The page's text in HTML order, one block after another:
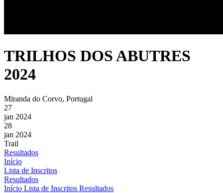
TRILHOS DOS ABUTRES
2024
Miranda do Corvo, Portugal
27
jan 2024
28
jan 2024
Trail
Resultados
Início
Lista de Inscritos
Resultados
Início Lista de Inscritos Resultados